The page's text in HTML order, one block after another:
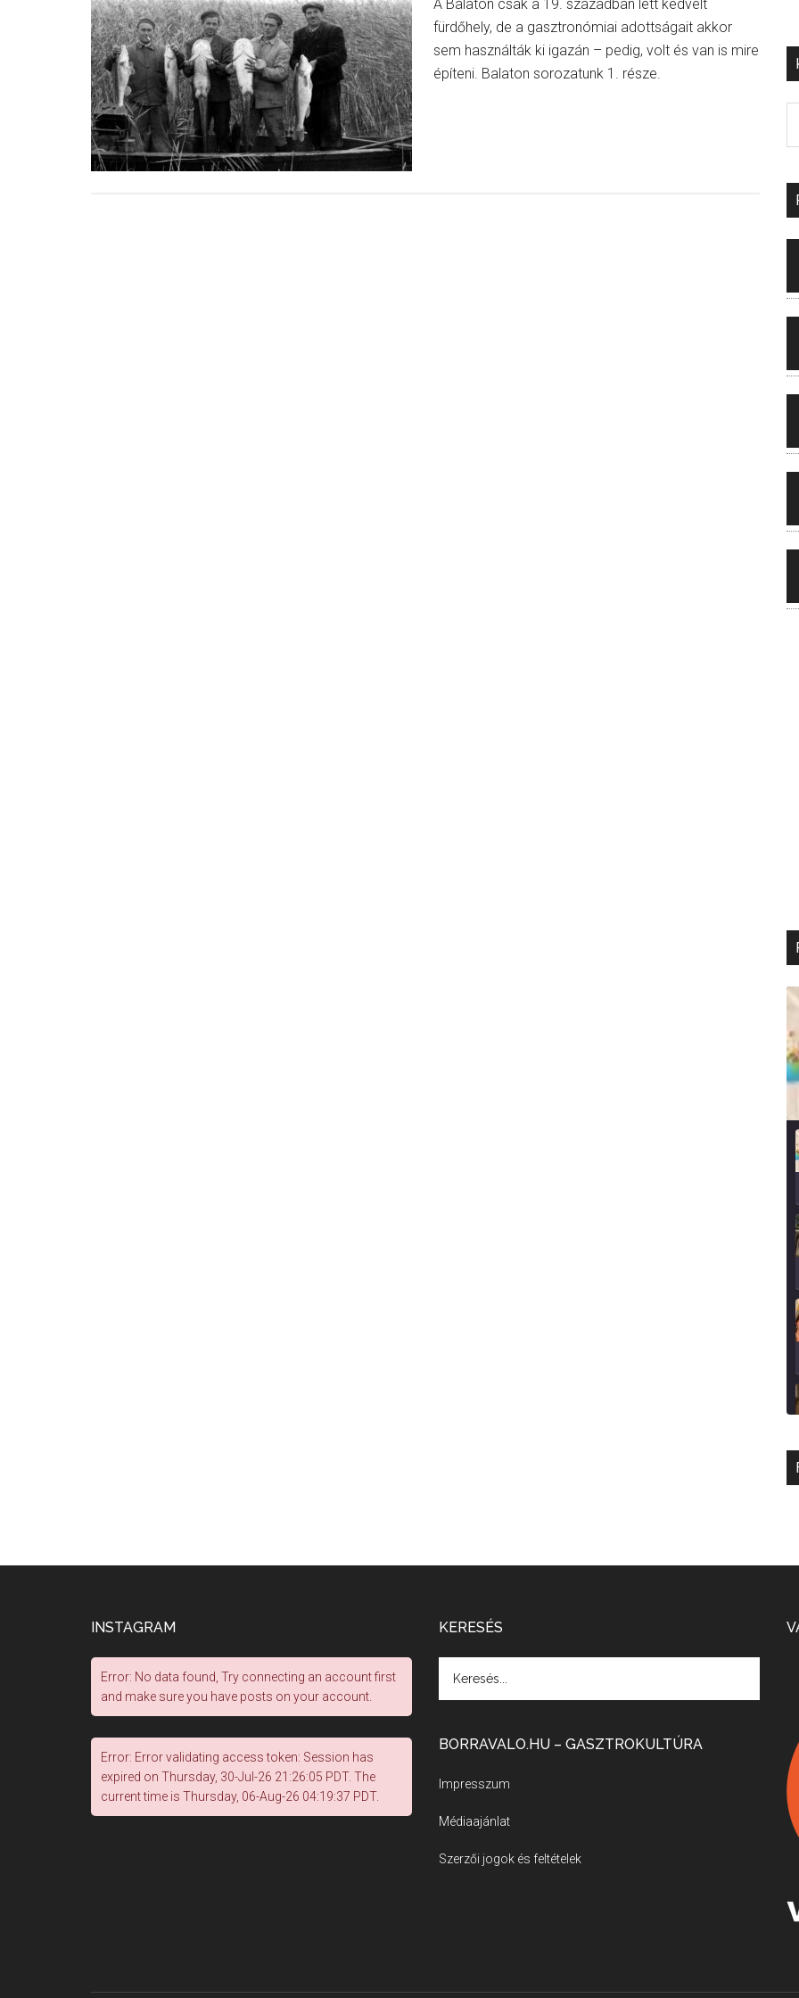
A Balaton csak a 19. században lett kedvelt
fürdőhely, de a gasztronómiai adottságait akkor
sem használták ki igazán – pedig, volt és van is mire
építeni. Balaton sorozatunk 1. része.
INSTAGRAM
Error: No data found, Try connecting an account first
and make sure you have posts on your account.
Error: Error validating access token: Session has
expired on Thursday, 30-Jul-26 21:26:05 PDT. The
current time is Thursday, 06-Aug-26 04:19:37 PDT.
KERESÉS
BORRAVALO.HU – GASZTROKULTÚRA
Impresszum
Médiaajánlat
Szerzői jogok és feltételek